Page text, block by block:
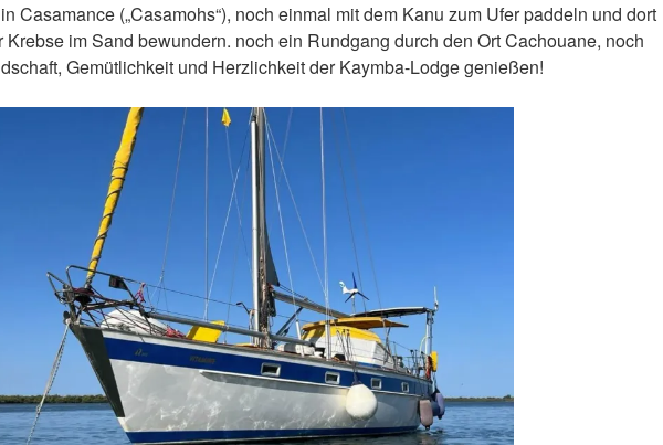
Casamance („Casamohs“), noch einmal mit dem Kanu zum Ufer paddeln und dort
im Sand bewundern. noch ein Rundgang durch den Ort Cachouane, noch
Gemütlichkeit und Herzlichkeit der Kaymba-Lodge genießen!